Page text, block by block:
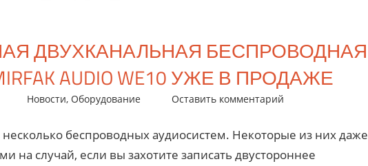
ДВУХКАНАЛЬНАЯ БЕСПРОВОДНАЯ
AUDIO WE10 УЖЕ В ПРОДАЖЕ
Новости, Оборудование Оставить комментарий
беспроводных аудиосистем. Некоторые из них даже
на случай, если вы захотите записать двустороннее